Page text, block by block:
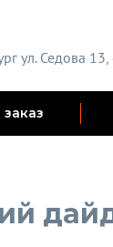
ул. Седова